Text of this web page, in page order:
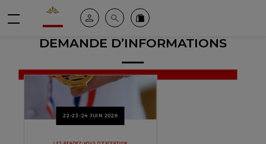
Valrhona - Imaginons le meilleur du chocolat
Espace clientRechercheCommandez en ligne
DEMANDE D’INFORMATIONS
22-23-24 JUIN 2026